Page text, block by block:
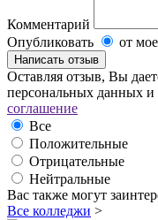
Комментарий
Опубликовать
от
Оставляя отзыв, Вы
персональных данных и
соглашение
Все
Положительные
Отрицательные
Нейтральные
Вас также могут
Все колледжи >